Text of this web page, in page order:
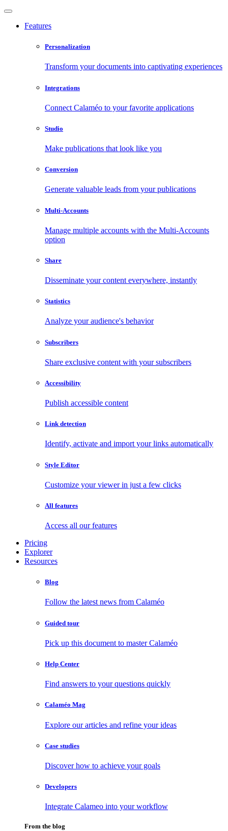
Features
Personalization
Transform your documents into captivating experiences
Integrations
Connect Calaméo to your favorite applications
Studio
Make publications that look like you
Conversion
Generate valuable leads from your publications
Multi-Accounts
Manage multiple accounts with the Multi-Accounts
option
Share
Disseminate your content everywhere, instantly
Statistics
Analyze your audience's behavior
Subscribers
Share exclusive content with your subscribers
Accessibility
Publish accessible content
Link detection
Identify, activate and import your links automatically
Style Editor
Customize your viewer in just a few clicks
All features
Access all our features
Pricing
Explorer
Resources
Blog
Follow the latest news from Calaméo
Guided tour
Pick up this document to master Calaméo
Help Center
Find answers to your questions quickly
Calaméo Mag
Explore our articles and refine your ideas
Case studies
Discover how to achieve your goals
Developers
Integrate Calameo into your workflow
From the blog